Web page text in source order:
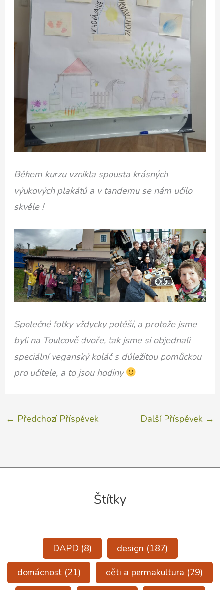
Během kurzu vznikla spousta krásných
výukových plakátů a v tandemu se nám učilo
skvěle !
Společné fotky vždycky potěší, a protože jsme
byli na Toulcově dvoře, tak jsme si objednali
speciální veganský koláč s důležitou pomůckou
pro učitele, a to jsou hodiny
← Předchozí Příspěvek Další Příspěvek →
Štítky
DAPD (8) design (187)
domácnost (21) děti a permakultura (29)